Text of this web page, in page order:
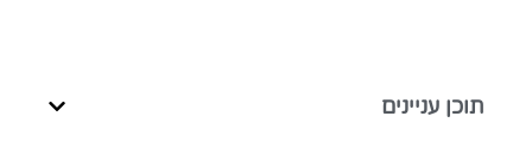
תוכן עניינים